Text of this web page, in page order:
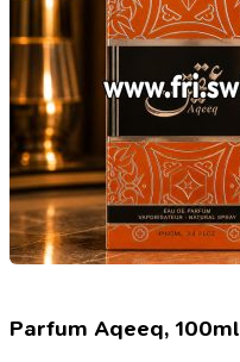
Parfum Aqeeq, 100ml